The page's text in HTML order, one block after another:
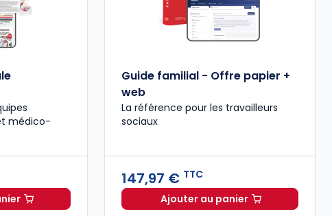
médico-
Formule Multimédia à 129,79 € TTC
Guide familial - Offre papier +
web
La référence pour les travailleurs
sociaux
147,97 € TTC
Ajouter au panierGuide familial - Offre